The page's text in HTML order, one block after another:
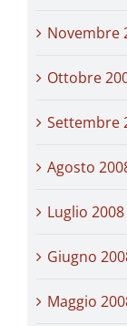
Novembre
Ottobre
Settembre
Agosto
Luglio 2008
Giugno
Maggio